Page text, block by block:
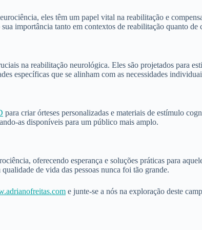
eles têm um papel vital na reabilitação e
importância tanto em contextos de reabilitação quanto de
na reabilitação neurológica. Eles são projetados para
específicas que se alinham com as necessidades
para criar órteses personalizadas e materiais de estímulo
as disponíveis para um público mais amplo.
oferecendo esperança e soluções práticas para
de vida das pessoas nunca foi tão grande.
e junte-se a nós na exploração deste